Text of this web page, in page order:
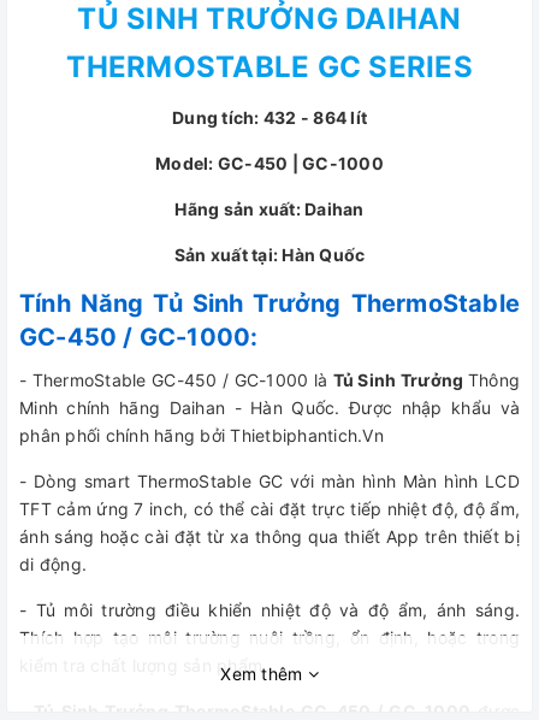
TỦ SINH TRƯỞNG DAIHAN
THERMOSTABLE GC SERIES
Dung tích: 432 - 864 lít
Model: GC-450 | GC-1000
Hãng sản xuất: Daihan
Sản xuất tại: Hàn Quốc
Tính Năng Tủ Sinh Trưởng ThermoStable
GC-450 / GC-1000:
- ThermoStable GC-450 / GC-1000 là Tủ Sinh Trưởng Thông
Minh chính hãng Daihan - Hàn Quốc. Được nhập khẩu và
phân phối chính hãng bởi Thietbiphantich.Vn
- Dòng smart ThermoStable GC với màn hình Màn hình LCD
TFT cảm ứng 7 inch, có thể cài đặt trực tiếp nhiệt độ, độ ẩm,
ánh sáng hoặc cài đặt từ xa thông qua thiết App trên thiết bị
di động.
- Tủ môi trường điều khiển nhiệt độ và độ ẩm, ánh sáng.
Thích hợp tạo môi trường nuôi trồng, ổn định, hoặc trong
kiểm tra chất lượng sản phẩmXem thêm